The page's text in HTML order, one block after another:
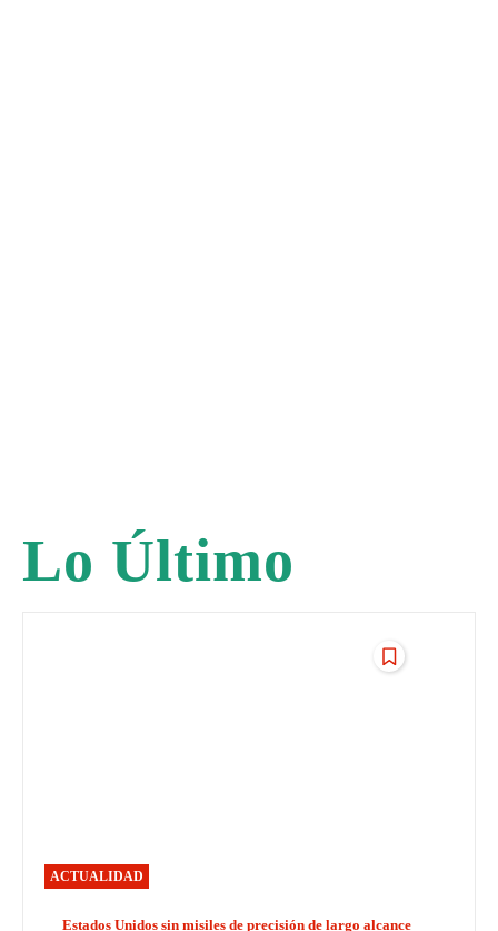
Lo Último
ACTUALIDAD
Estados Unidos sin misiles de precisión de largo alcance